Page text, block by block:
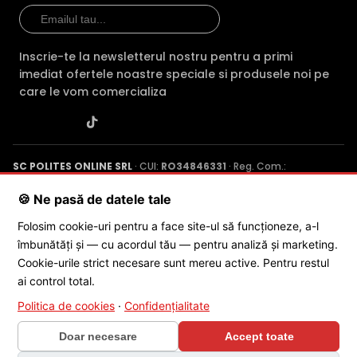
Conectivitate
Tehnologie
IP IP
Garantie
24 luni
Slot card SD
Comparatie detaliata:EZVIZ CS-H8-R100-1H3WKFL vs
EZVIZ H8C SE →·EZVIZ CS-H8-R100-1H3WKFL vs EZVIZ CS-
CS-H8c(3MP,PoE) →
Inscrie-te la newsletterul nostru pentru a primi
imediat ofertele noastre speciale si produsele noi pe
care le vom comercializa
SC POLITES ONLINE SRL · CUI: RO34846331 · Reg. Com.:
Poenaru, Nr. 1, Craiova, Jud. Dolj ·
© 2026 SC POLITES ONLINE SRL
🍪 Ne pasă de datele tale
Folosim cookie-uri pentru a face site-ul să funcționeze, a-l
îmbunătăți și — cu acordul tău — pentru analiză și marketing.
Cookie-urile strict necesare sunt mereu active. Pentru restul
ai control total.
Politica de cookies · Confidențialitate
Doar necesare Accept toate